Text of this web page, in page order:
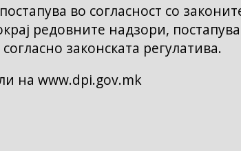
во согласност со
редовните надзори,
законската регулатива.
на www.dpi.gov.mk